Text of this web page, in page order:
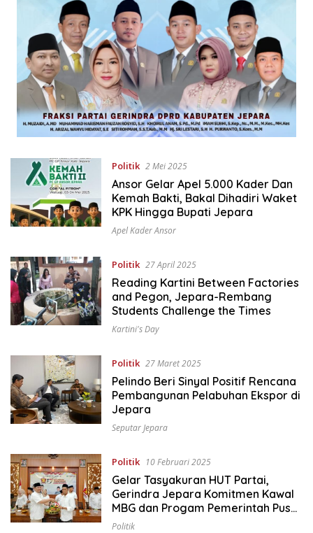
Politik 2 Mei 2025
Ansor Gelar Apel 5.000 Kader Dan
Kemah Bakti, Bakal Dihadiri Waket
KPK Hingga Bupati Jepara
Apel Kader Ansor
Politik 27 April 2025
Reading Kartini Between Factories
and Pegon, Jepara-Rembang
Students Challenge the Times
Kartini's Day
Politik 27 Maret 2025
Pelindo Beri Sinyal Positif Rencana
Pembangunan Pelabuhan Ekspor di
Jepara
Seputar Jepara
Politik 10 Februari 2025
Gelar Tasyakuran HUT Partai,
Gerindra Jepara Komitmen Kawal
MBG dan Progam Pemerintah Pusat
di Daerah
Politik